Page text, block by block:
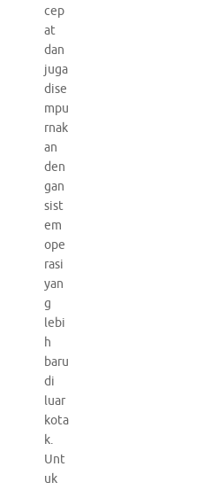
cep
at
dan
juga
dise
mpu
rnak
an
den
gan
sist
em
ope
rasi
yan
g
lebi
h
baru
di
luar
kota
k.
Unt
uk